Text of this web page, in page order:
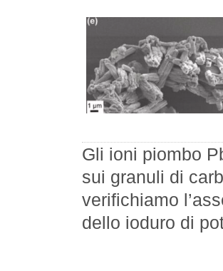
Gli ioni piombo
sui granuli di
verifichiamo
dello ioduro di